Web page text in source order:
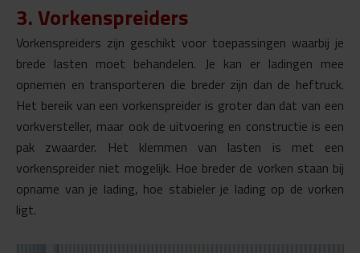
3. Vorkenspreiders
Vorkenspreiders zijn geschikt voor toepassingen waarbij je
brede lasten moet behandelen.
Je kan er ladingen mee
opnemen en transporteren die breder zijn dan de heftruck.
Het bereik van een vorkenspreider is groter dan dat van een
vorkversteller, maar ook de uitvoering en constructie is een
pak zwaarder. Het klemmen van lasten is met een
vorkenspreider niet mogelijk. Hoe breder de vorken staan bij
opname van je lading, hoe stabieler je lading op de vorken
ligt.